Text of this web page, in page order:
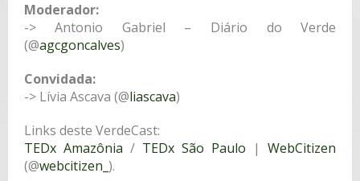
Moderador:
-> Antonio Gabriel – Diário do Verde
(@agcgoncalves)
Convidada:
-> Lívia Ascava (@liascava)
Links deste VerdeCast:
TEDx Amazônia / TEDx São Paulo |WebCitizen
(@webcitizen_ ).